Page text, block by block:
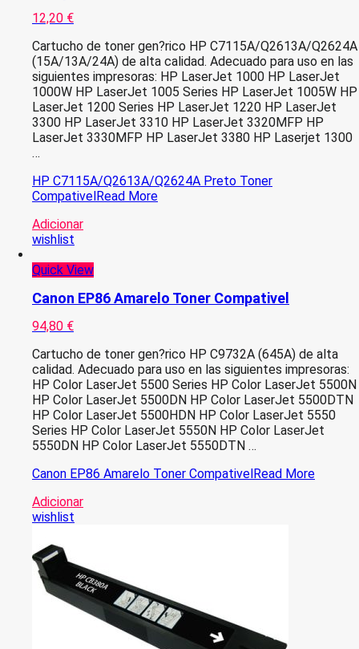
12,20 €
Cartucho de toner gen?rico HP C7115A/Q2613A/Q2624A
(15A/13A/24A) de alta calidad. Adecuado para uso en las
siguientes impresoras: HP LaserJet 1000 HP LaserJet
1000W HP LaserJet 1005 Series HP LaserJet 1005W HP
LaserJet 1200 Series HP LaserJet 1220 HP LaserJet
3300 HP LaserJet 3310 HP LaserJet 3320MFP HP
LaserJet 3330MFP HP LaserJet 3380 HP Laserjet 1300
…
HP C7115A/Q2613A/Q2624A Preto Toner
CompativelRead More
Adicionar
wishlist
Quick View
Canon EP86 Amarelo Toner Compativel
94,80 €
Cartucho de toner gen?rico HP C9732A (645A) de alta
calidad. Adecuado para uso en las siguientes impresoras:
HP Color LaserJet 5500 Series HP Color LaserJet 5500N
HP Color LaserJet 5500DN HP Color LaserJet 5500DTN
HP Color LaserJet 5500HDN HP Color LaserJet 5550
Series HP Color LaserJet 5550N HP Color LaserJet
5550DN HP Color LaserJet 5550DTN …
Canon EP86 Amarelo Toner CompativelRead More
Adicionar
wishlist